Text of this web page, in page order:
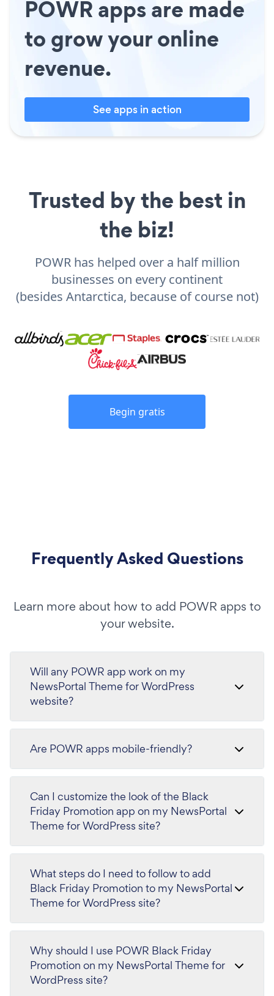
POWR apps are made
to grow your online
revenue.
See apps in action
Trusted by the best in
the biz!
POWR has helped over a half million
businesses on every continent
(besides Antarctica, because of course not)
Begin gratis
Frequently Asked Questions
Learn more about how to add POWR apps to
your website.
Will any POWR app work on my
NewsPortal Theme for WordPress
website?
Are POWR apps mobile-friendly?
Can I customize the look of the Black
Friday Promotion app on my NewsPortal
Theme for WordPress site?
What steps do I need to follow to add
Black Friday Promotion to my NewsPortal
Theme for WordPress site?
Why should I use POWR Black Friday
Promotion on my NewsPortal Theme for
WordPress site?